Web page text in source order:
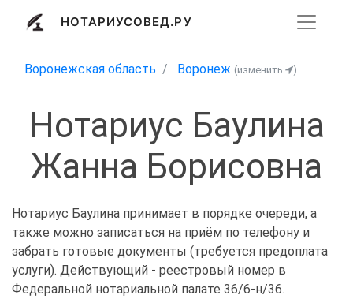
НОТАРИУСОВЕД.РУ
Воронежская область Воронеж (изменить )
Нотариус Баулина
Жанна Борисовна
Нотариус Баулина принимает в порядке очереди, а
также можно записаться на приём по телефону и
забрать готовые документы (требуется предоплата
услуги). Действующий - реестровый номер в
Федеральной нотариальной палате 36/6-н/36.